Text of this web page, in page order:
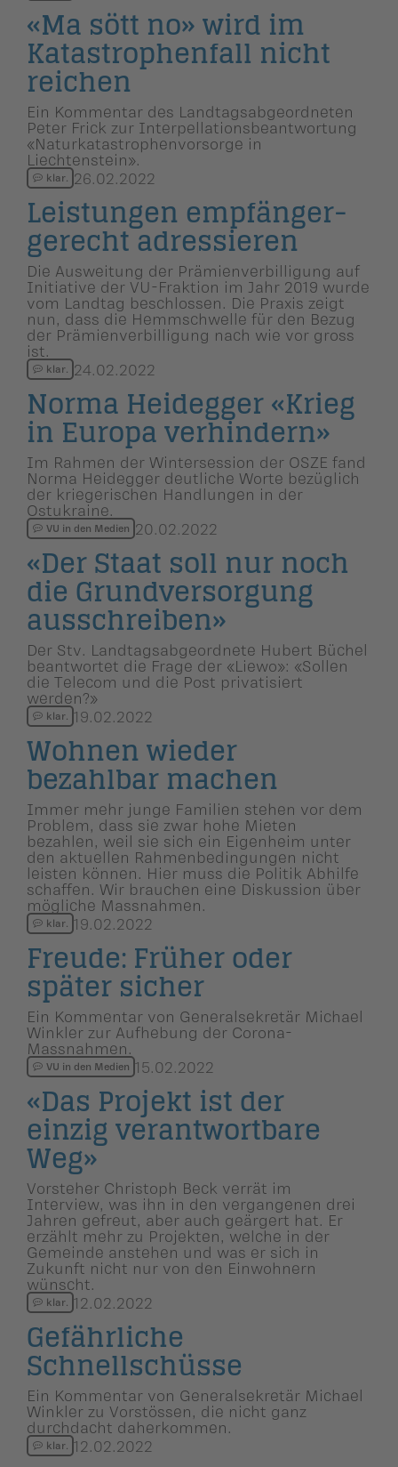
«Ma sött no» wird im
Katastro­phen­fall nicht
reichen
Ein Kommentar des Landtagsabgeordneten
Peter Frick zur Interpellationsbeantwortung
«Naturkatastrophenvorsorge in
Liechtenstein».
klar. 26.02.2022
Leistungen empfänger­
ge­recht adressieren
Die Ausweitung der Prämienverbilligung auf
Initiative der VU-Fraktion im Jahr 2019 wurde
vom Landtag beschlossen. Die Praxis zeigt
nun, dass die Hemmschwelle für den Bezug
der Prämienverbilligung nach wie vor gross
ist.
klar. 24.02.2022
Norma Heidegger «Krieg
in Europa verhindern»
Im Rahmen der Wintersession der OSZE fand
Norma Heidegger deutliche Worte bezüglich
der kriegerischen Handlungen in der
Ostukraine.
VU in den Medien 20.02.2022
«Der Staat soll nur noch
die Grundver­sor­gung
ausschreiben»
Der Stv. Landtagsabgeordnete Hubert Büchel
beantwortet die Frage der «Liewo»: «Sollen
die Telecom und die Post privatisiert
werden?»
klar. 19.02.2022
Wohnen wieder
bezahlbar machen
Immer mehr junge Familien stehen vor dem
Problem, dass sie zwar hohe Mieten
bezahlen, weil sie sich ein Eigenheim unter
den aktuellen Rahmenbedingungen nicht
leisten können. Hier muss die Politik Abhilfe
schaffen. Wir brauchen eine Diskussion über
mögliche Massnahmen.
klar. 19.02.2022
Freude: Früher oder
später sicher
Ein Kommentar von Generalsekretär Michael
Winkler zur Aufhebung der Corona-
Massnahmen.
VU in den Medien 15.02.2022
«Das Projekt ist der
einzig verantwort­bare
Weg»
Vorsteher Christoph Beck verrät im
Interview, was ihn in den vergangenen drei
Jahren gefreut, aber auch geärgert hat. Er
erzählt mehr zu Projekten, welche in der
Gemeinde anstehen und was er sich in
Zukunft nicht nur von den Einwohnern
wünscht.
klar. 12.02.2022
Gefährliche
Schnellschüsse
Ein Kommentar von Generalsekretär Michael
Winkler zu Vorstössen, die nicht ganz
durchdacht daherkommen.
klar. 12.02.2022